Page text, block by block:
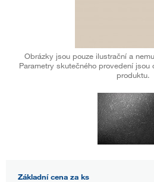
Obrázky jsou pouze ilustrační a
Parametry skutečného provedení
produktu.
Základní cena za ks